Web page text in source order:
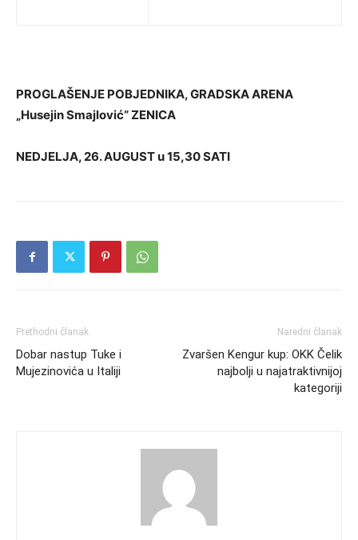
PROGLAŠENJE POBJEDNIKA, GRADSKA ARENA
„Husejin Smajlović“ ZENICA
NEDJELJA, 26. AUGUST u 15,30 SATI
Prethodni članak
Dobar nastup Tuke i
Mujezinovića u Italiji
Naredni članak
Zvaršen Kengur kup: OKK Čelik
najbolji u najatraktivnijoj
kategoriji